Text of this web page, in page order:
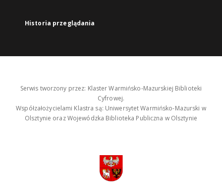
Historia przeglądania
Serwis tworzony przez: Klaster Warmińsko-Mazurskiej Biblioteki
Cyfrowej.
Współzałożycielami Klastra są: Uniwersytet Warmińsko-Mazurski w
Olsztynie oraz Wojewódzka Biblioteka Publiczna w Olsztynie